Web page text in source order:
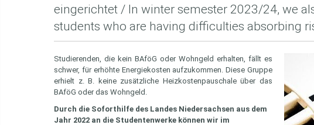
eingerichtet / In winter semester 2023/24, we
students who are having difficulties absorbing
Studierenden, die kein BAföG oder Wohngeld erhalten, fällt es
schwer, für erhöhte Energiekosten aufzukommen. Diese Gruppe
erhielt z. B. keine zusätzliche Heizkostenpauschale über das
BAföG oder das Wohngeld.
Durch die Soforthilfe des Landes Niedersachsen aus dem
Jahr 2022 an die Studentenwerke können wir im